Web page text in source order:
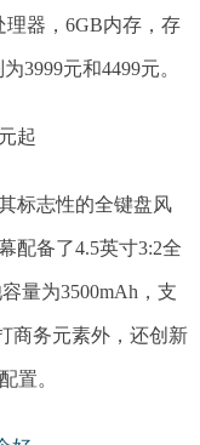
理器，6GB内存，存
3999元和4499元。
标志性的全键盘风
配备了4.5英寸3:2全
量为3500mAh，支
商务元素外，还创新
置。